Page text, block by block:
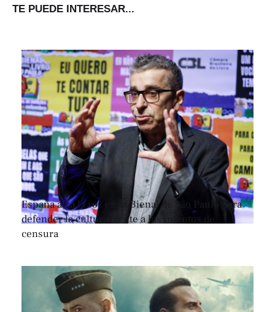
TE PUEDE INTERESAR...
España alza la voz en la Bienal de São Paulo para
defender la cultura frente a los intentos de
censura